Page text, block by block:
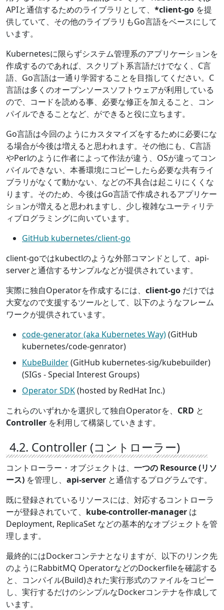
APIと通信するためのライブラリとして、 *client-go を提
供していて、その他のライブラリもGo言語をベースにして
います。
Kubernetesに限らずシステム管理系のアプリケーションを
作成するのであれば、スクリプト系言語だけでなく、C言
語、Go言語は一通り学習することを目指してください。C
言語は多くのオープンソースソフトウェアが利用している
ので、コードを読める事、必要な修正を加えること、コン
パイルできることなど、ができると役に立ちます。
Go言語は今回のようにカスタマイズをするために必要にな
る場合が今後は増えると思われます。その他にも、C言語
やPerlのように作者によって作法が違う、OSが違ってコン
パイルできない、本番環境にコピーしたら必要な共有ライ
ブラリがなくて動かない、などの不具合は起こりにくくな
ります。そのため、今後はGo言語で作成されるアプリケー
ションが増えると思われますし、少し複雑なユーティリテ
ィプログラミングに向いています。
GitHub kubernetes/client-go
client-goではkubectlのような外部コマンドとして、api-
serverと通信するサンプルなどが提供されています。
実際に独自Operatorを作成するには、 client-go だけでは
大変なので支援するツールとして、以下のようなフレーム
ワークが提供されています。
code-generator (aka Kubernetes Way)(GitHub
kubernetes/code-genrator)
KubeBuilder(GitHub kubernetes-sig/kubebuilder)
(SIGs - Special Interest Groups)
Operator SDK(hosted by RedHat Inc.)
これらのいずれかを選択して独自Operatorを、 CRD と
Controller を利用して構築していきます。
4.2. Controller (コントローラー)
コントローラー・オブジェクトは、 一つの Resource (リソ
ース) を管理し、 api-server と通信するプログラムです。
既に登録されているリソースには、対応するコントローラ
ーが登録されていて、 kube-controller-manager は
Deployment, ReplicaSet などの基本的なオブジェクトを管
理します。
最終的にはDockerコンテナとなりますが、以下のリンク先
のようにRabbitMQ OperatorなどのDockerfileを確認する
と、コンパイル(Build)された実行形式のファイルをコピー
し、実行するだけのシンプルなDockerコンテナを作成して
います。